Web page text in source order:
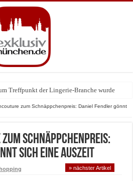
Treffpunkt der Lingerie-Branche wurde
Warum die rollenden Kunstwerke bis heute
zum Schnäppchenpreis: Daniel Fendler gönnt
Schnäppchenpreis:
sich eine Auszeit
» nächster Artikel